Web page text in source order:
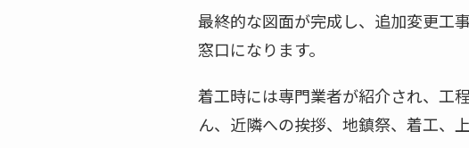
最終的な図面が完成し、追加変更工
窓口になります。
着工時には専門業者が紹介され、工
ん、近隣への挨拶、地鎮祭、着工、